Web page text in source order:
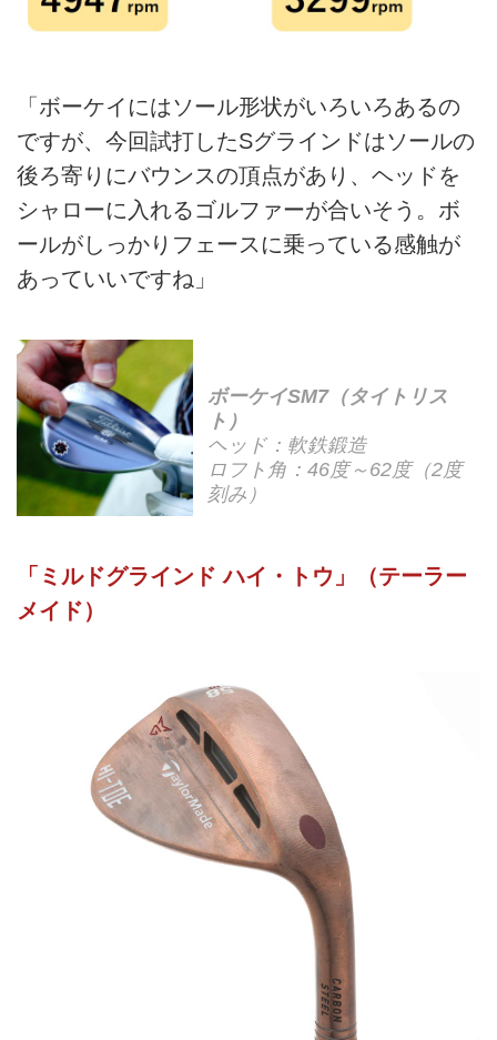
「ボーケイにはソール形状がいろいろあるの
ですが、今回試打したSグラインドはソールの
後ろ寄りにバウンスの頂点があり、ヘッドを
シャローに入れるゴルファーが合いそう。ボ
ールがしっかりフェースに乗っている感触が
あっていいですね」
ボーケイSM7（タイトリス
ト）
ヘッド：軟鉄鍛造
ロフト角：46度～62度（2度
刻み）
「ミルドグラインド ハイ・トウ」（テーラー
メイド）